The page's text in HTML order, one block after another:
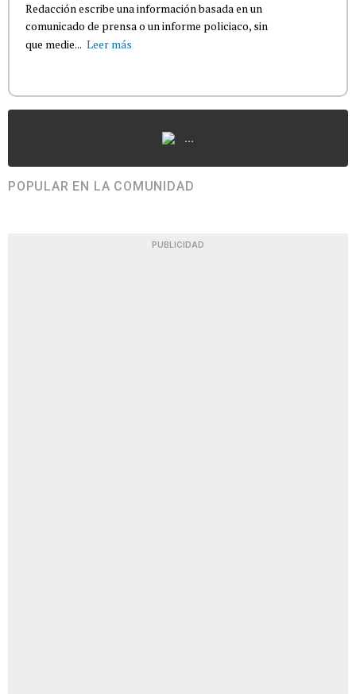
Redacción escribe una información basada en un
comunicado de prensa o un informe policiaco, sin
que medie... Leer más
...
POPULAR EN LA COMUNIDAD
PUBLICIDAD